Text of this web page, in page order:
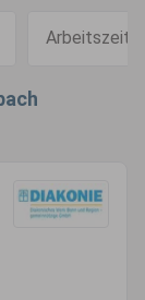
Arbeitszeit